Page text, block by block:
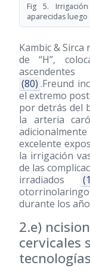
Fig 5.
aparecidas
Kambic &
de “H”,
(80) .Freund
el extremo
por detrás del
la arteria
excelente
la irrigación
de las
irradiados
durante los
2.e)
cervicales